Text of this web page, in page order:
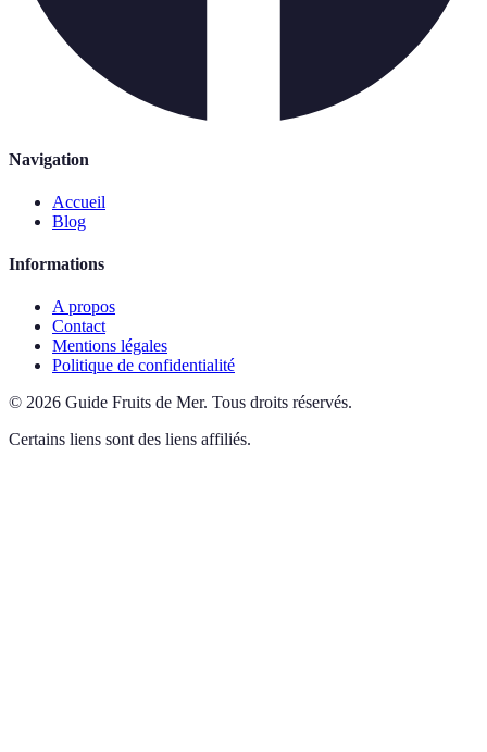
Navigation
Accueil
Blog
Informations
A propos
Contact
Mentions légales
Politique de confidentialité
© 2026 Guide Fruits de Mer. Tous droits réservés.
Certains liens sont des liens affiliés.